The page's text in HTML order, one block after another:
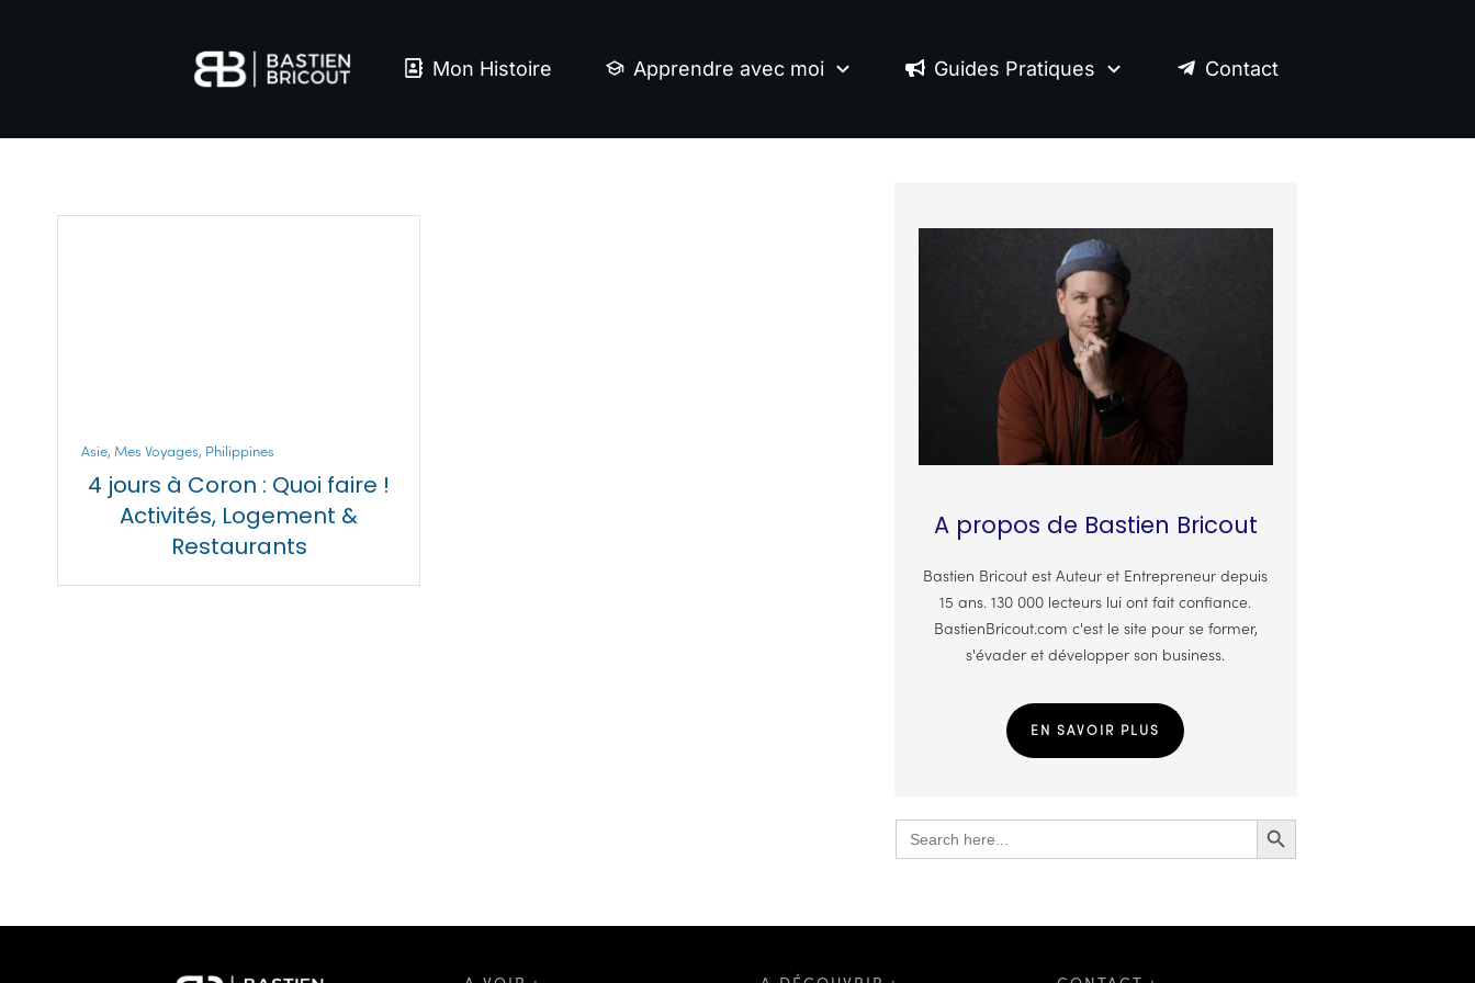
Mon Histoire Apprendre avec moi Guides Pratiques Contact
Asie, Mes Voyages, Philippines
4 jours à Coron : Quoi faire !
Activités, Logement &
Restaurants
A propos de Bastien Bricout
Bastien Bricout est Auteur et Entrepreneur depuis
15 ans. 130 000 lecteurs lui ont fait confiance.
BastienBricout.com c'est le site pour se former,
s'évader et développer son business.
EN SAVOIR PLUS
Search
for:
Search Button